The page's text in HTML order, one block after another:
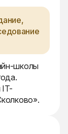
школы
IT-